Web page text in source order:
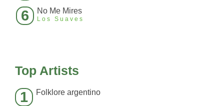
6 No Me Mires
Los Suaves
Top Artists
1 Folklore argentino